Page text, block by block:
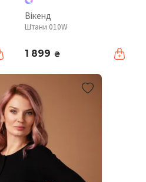
Вікенд
Штани 010W
1 899 ₴